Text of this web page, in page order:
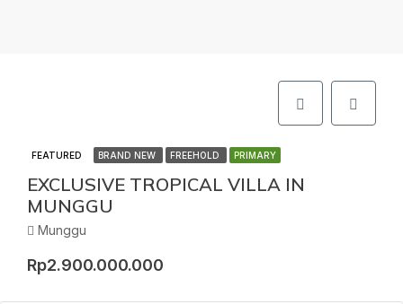
FEATURED BRAND NEW FREEHOLD PRIMARY
EXCLUSIVE TROPICAL VILLA IN
MUNGGU
Munggu
Rp2.900.000.000